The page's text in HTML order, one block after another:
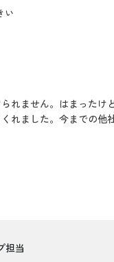
い
れません。はまったけ
れました。今までの他
担当